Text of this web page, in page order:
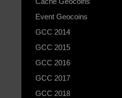
Event Geocoins
GCC 2014
GCC 2015
GCC 2016
GCC 2017
GCC 2018